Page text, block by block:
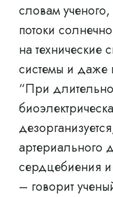
словам
потоки
на технические
системы и даже
“При
артериального
сердцебиения
– говорит